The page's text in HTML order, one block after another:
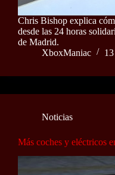
Chris Bishop explica
desde las 24 horas
de Madrid.
XboxManiac
Noticias
Más coches y eléctricos